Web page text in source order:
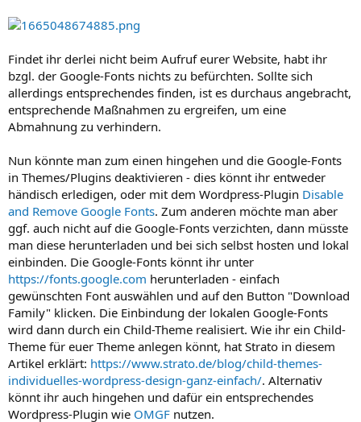
Findet ihr derlei nicht beim Aufruf eurer Website, habt ihr
bzgl. der Google-Fonts nichts zu befürchten. Sollte sich
allerdings entsprechendes finden, ist es durchaus angebracht,
entsprechende Maßnahmen zu ergreifen, um eine
Abmahnung zu verhindern.
Nun könnte man zum einen hingehen und die Google-Fonts
in Themes/Plugins deaktivieren - dies könnt ihr entweder
händisch erledigen, oder mit dem Wordpress-Plugin Disable
and Remove Google Fonts. Zum anderen möchte man aber
ggf. auch nicht auf die Google-Fonts verzichten, dann müsste
man diese herunterladen und bei sich selbst hosten und lokal
einbinden. Die Google-Fonts könnt ihr unter
https://fonts.google.com herunterladen - einfach
gewünschten Font auswählen und auf den Button "Download
Family" klicken. Die Einbindung der lokalen Google-Fonts
wird dann durch ein Child-Theme realisiert. Wie ihr ein Child-
Theme für euer Theme anlegen könnt, hat Strato in diesem
Artikel erklärt: https://www.strato.de/blog/child-themes-
individuelles-wordpress-design-ganz-einfach/. Alternativ
könnt ihr auch hingehen und dafür ein entsprechendes
Wordpress-Plugin wie OMGF nutzen.